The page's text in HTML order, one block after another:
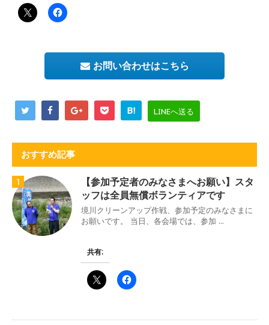
お問い合わせはこちら
B! LINEへ送る
おすすめ記事
1
【参加予定者のみなさまへお願い】スタ
ッフは全員無償ボランティアです
境川クリーンアップ作戦、参加予定のみなさまに
お願いです。 当日、各会場では、参加 ...
共有: